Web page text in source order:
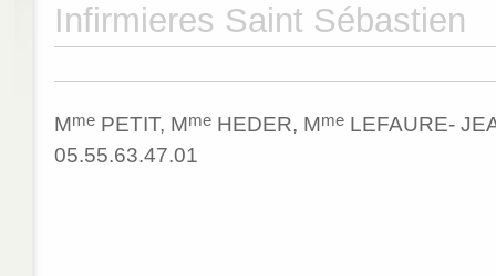
Infirmieres Saint Sébastien
MmePETIT, MmeHEDER, MmeLEFAURE-
05.55.63.47.01